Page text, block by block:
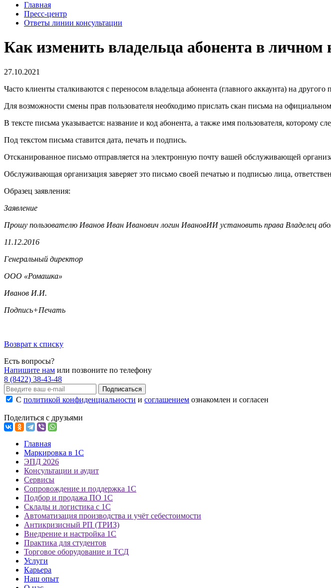
Главная
Пресс-центр
Ответы линии консультации
Как изменить владельца абонента в
27.10.2021
Часто клиенты сталкиваются с переносом владельца абонента (главного аккаунта) на
Для возможности смены прав пользователя необходимо прислать скан письма на
В тексте письма указывается: название и код абонента, а также имя пользователя, которому
Под текстом письма ставится дата, печать и подпись.
Отсканированное письмо отправляется на электронную почту вашей обслуживающей
Обслуживающая организация заверяет это письмо своей печатью и подписью лица,
Образец заявления:
Заявление
Прошу пользователю Иванов Иван Иванович логин ИвановИИ установить права Владелец
11.12.2016
Генеральный директор
ООО «Ромашка»
Иванов И.И.
Подпись+Печать
Возврат к списку
Есть вопросы?
Напишите нам или позвоните по телефону
8 (8422) 38-43-48
Подписаться
С политикой конфиденциальности и соглашением ознакомлен и согласен
Поделиться с друзьями
Главная
Маркировка в 1С
ЭПД 2026
Консультации и аудит
Сервисы
Сопровождение и поддержка 1С
Подбор и продажа ПО 1С
Склады и логистика с 1С
Автоматизация производства и учёт себестоимости
Антикризисный РП (ТРИЗ)
Внедрение и настройка 1С
Практика для студентов
Торговое оборудование и ТСД
Услуги
Карьера
Наш опыт